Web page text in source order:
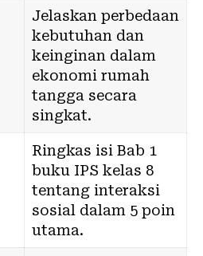
Jelaskan perbedaan
kebutuhan dan
keinginan dalam
ekonomi rumah
tangga secara
singkat.
Ringkas isi Bab 1
buku IPS kelas 8
tentang interaksi
sosial dalam 5 poin
utama.